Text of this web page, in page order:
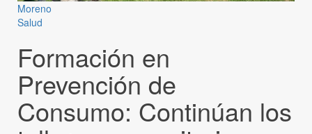
Moreno
Salud
Formación en
Prevención de
Consumo: Continúan los